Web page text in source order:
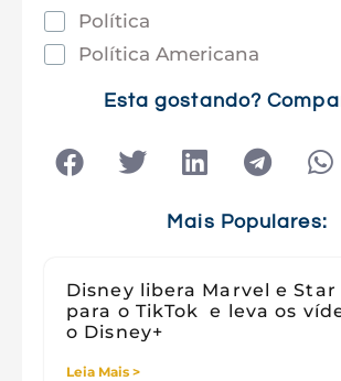
Política
Política Americana
Tecnologia
Esta gostando?
Mais Populares:
Disney libera Marvel e Star
para o TikTok e leva os
o Disney+
Leia Mais >